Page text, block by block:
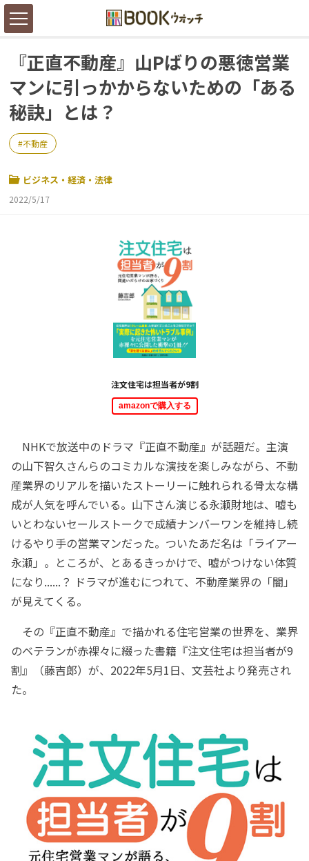
『正直不動産』山Pばりの悪徳営業
マンに引っかからないための「ある
秘訣」とは？
不動産
ビジネス・経済・法律
2022/5/17
注文住宅は担当者が9割
amazonで購入する
NHKで放送中のドラマ『正直不動産』が話題だ。主演
の山下智久さんらのコミカルな演技を楽しみながら、不動
産業界のリアルを描いたストーリーに触れられる骨太な構
成が人気を呼んでいる。山下さん演じる永瀬財地は、嘘も
いとわないセールストークで成績ナンバーワンを維持し続
けるやり手の営業マンだった。ついたあだ名は「ライアー
永瀬」。ところが、とあるきっかけで、嘘がつけない体質
になり......？ ドラマが進むにつれて、不動産業界の「闇」
が見えてくる。
その『正直不動産』で描かれる住宅営業の世界を、業界
のベテランが赤裸々に綴った書籍『注文住宅は担当者が9
割』（藤吉郎）が、2022年5月1日、文芸社より発売され
た。